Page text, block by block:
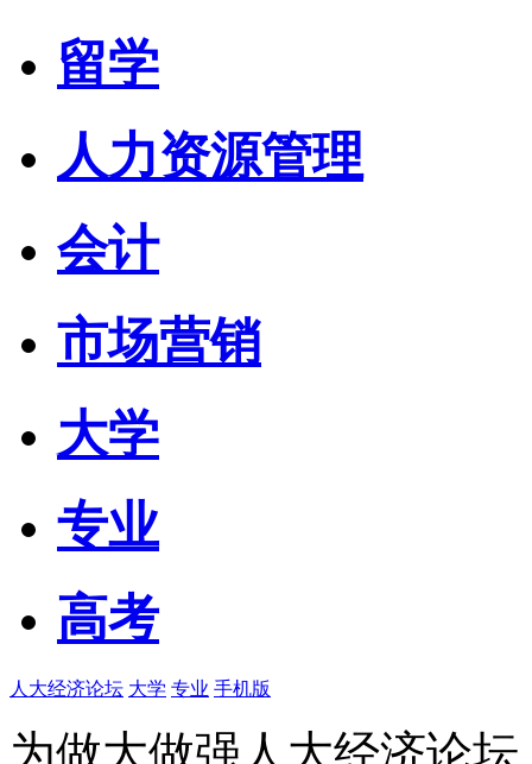
留学
人力资源管理
会计
市场营销
大学
专业
高考
人大经济论坛 大学 专业 手机版
为做大做强人大经济论